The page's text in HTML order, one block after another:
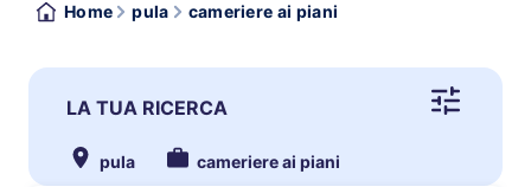
Home pula cameriere ai piani
LA TUA RICERCA
pula cameriere ai piani